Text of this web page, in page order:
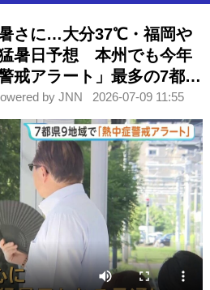
さに…大分37℃・福岡や
暑日予想 本州でも今年
戒アラート」最多の7都県
by JNN 2026-07-09 11:55